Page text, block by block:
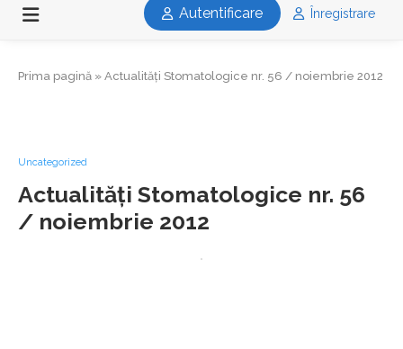
Autentificare Înregistrare
Prima pagină » Actualități Stomatologice nr. 56 / noiembrie 2012
Uncategorized
Actualități Stomatologice nr. 56
/ noiembrie 2012